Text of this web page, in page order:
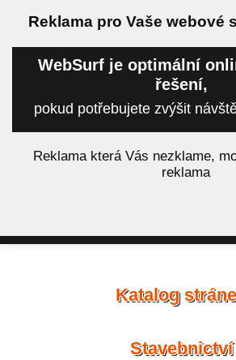
Reklama pro Vaše webové
WebSurf je optimální
řešení,
pokud potřebujete zvýšit
Reklama která Vás nezklame,
reklama
Katalog
Stavebnictví